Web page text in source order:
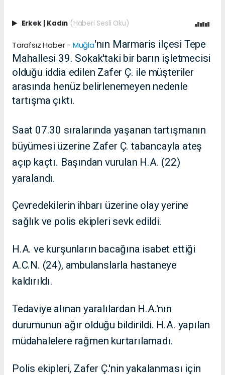
Erkek | Kadın (Haberi Sesli Oku)
Tarafsız Haber - Muğla'nın Marmaris ilçesi Tepe
Mahallesi 39. Sokak'taki bir barın işletmecisi
olduğu iddia edilen Zafer Ç. ile müşteriler
arasında henüz belirlenemeyen nedenle
tartışma çıktı.
Saat 07.30 sıralarında yaşanan tartışmanın
büyümesi üzerine Zafer Ç. tabancayla ateş
açıp kaçtı. Başından vurulan H.A. (22)
yaralandı.
Çevredekilerin ihbarı üzerine olay yerine
sağlık ve polis ekipleri sevk edildi.
H.A. ve kurşunların bacağına isabet ettiği
A.C.N. (24), ambulanslarla hastaneye
kaldırıldı.
Tedaviye alınan yaralılardan H.A.'nın
durumunun ağır olduğu bildirildi. H.A. yapılan
müdahalelere rağmen kurtarılamadı.
Polis ekipleri, Zafer Ç.'nin yakalanması için